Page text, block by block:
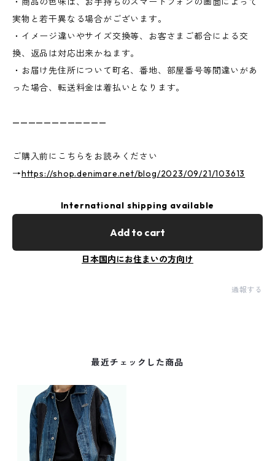
実物と若干異なる場合がございます。
・イメージ違いやサイズ交換等、お客さまご都合による交
換、返品は対応出来かねます。
・お届け先住所について町名、番地、部屋番号等間違いがあ
った場合、転送料金は着払いとなります。
————————————
ご購入前にこちらをお読みください
→https://shop.denimare.net/blog/2023/09/21/103613
International shipping available
Add to cart
日本国内にお住まいの方向け
通報する
最近チェックした商品